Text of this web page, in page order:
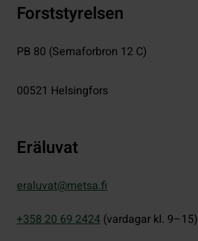
Forststyrelsen
PB 80 (Semaforbron 12 C)
00521 Helsingfors
Eräluvat
eraluvat@metsa.fi
+358 20 69 2424 (vardagar kl. 9–15)